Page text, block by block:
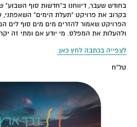
בחודש שעבר, דיווחנו ב"חדשות סוף
בקרוב את פרויקט "תעלת הימים" השאפתני,
הפרויקט שאמור להזרים מים מים סוף לים
ולהעלות את המפלס. מי יודע אם ומתי זה
לצפייה בכתבה לחץ כאן.
טל"ח